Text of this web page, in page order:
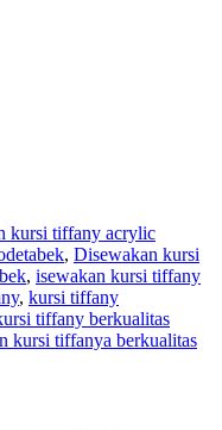
kursi tiffany acrylic
, Disewakan kursi
, isewakan kursi tiffany
, kursi tiffany
tiffany berkualitas
kursi tiffanya berkualitas